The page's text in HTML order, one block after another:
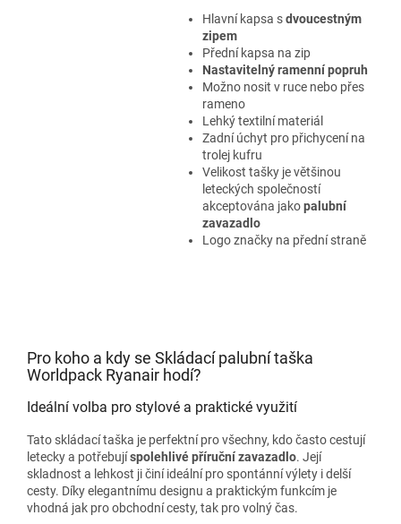
Hlavní kapsa sdvoucestným
zipem
Přední kapsa na zip
Nastavitelný ramenní popruh
Možno nosit v ruce nebo přes
rameno
Lehký textilní materiál
Zadní úchyt pro přichycení na
trolej kufru
Velikost tašky je většinou
leteckých společností
akceptována jakopalubní
zavazadlo
Logo značky na přední straně
Pro koho a kdy se Skládací palubní taška
Worldpack Ryanair hodí?
Ideální volba pro stylové a praktické využití
Tato skládací taška je perfektní pro všechny, kdo často cestují
letecky a potřebujíspolehlivé příruční zavazadlo. Její
skladnost a lehkost ji činí ideální pro spontánní výlety i delší
cesty. Díky elegantnímu designu a praktickým funkcím je
vhodná jak pro obchodní cesty, tak pro volný čas.